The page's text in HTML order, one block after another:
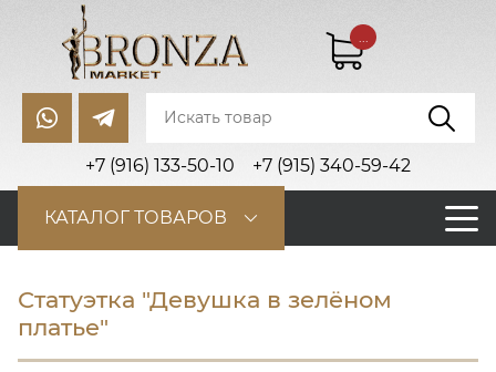
+7 (916) 133-50-10 +7 (915) 340-59-42
...
КАТАЛОГ ТОВАРОВ
Статуэтка "Девушка в зелёном
платье"